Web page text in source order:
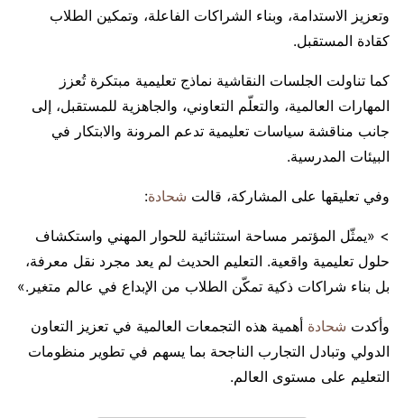
وتعزيز الاستدامة، وبناء الشراكات الفاعلة، وتمكين الطلاب
كقادة المستقبل.
كما تناولت الجلسات النقاشية نماذج تعليمية مبتكرة تُعزز
المهارات العالمية، والتعلّم التعاوني، والجاهزية للمستقبل، إلى
جانب مناقشة سياسات تعليمية تدعم المرونة والابتكار في
البيئات المدرسية.
وفي تعليقها على المشاركة، قالت شحادة:
> «يمثّل المؤتمر مساحة استثنائية للحوار المهني واستكشاف
حلول تعليمية واقعية. التعليم الحديث لم يعد مجرد نقل معرفة،
بل بناء شراكات ذكية تمكّن الطلاب من الإبداع في عالم متغير.»
وأكدت شحادة أهمية هذه التجمعات العالمية في تعزيز التعاون
الدولي وتبادل التجارب الناجحة بما يسهم في تطوير منظومات
التعليم على مستوى العالم.